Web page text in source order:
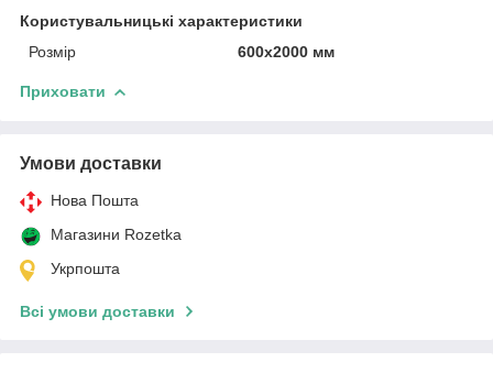
Користувальницькі характеристики
Розмір
600х2000 мм
Приховати
Умови доставки
Нова Пошта
Магазини Rozetka
Укрпошта
Всі умови доставки